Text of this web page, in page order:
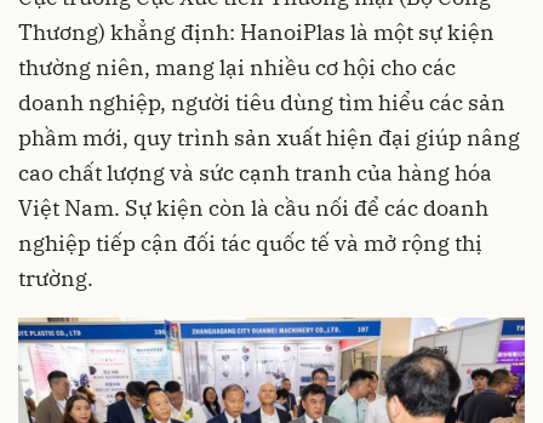
Thương) khẳng định: HanoiPlas là một sự kiện
thường niên, mang lại nhiều cơ hội cho các
doanh nghiệp, người tiêu dùng tìm hiểu các sản
phầm mới, quy trình sản xuất hiện đại giúp nâng
cao chất lượng và sức cạnh tranh của hàng hóa
Việt Nam. Sự kiện còn là cầu nối để các doanh
nghiệp tiếp cận đối tác quốc tế và mở rộng thị
trường.